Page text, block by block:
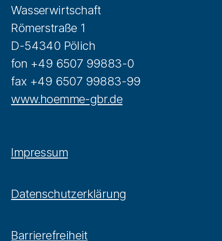
Wasserwirtschaft
Römerstraße 1
D-54340 Pölich
fon +49 6507 99883-0
fax +49 6507 99883-99
www.hoemme-gbr.de
Impressum
Datenschutzerklärung
Barrierefreiheit